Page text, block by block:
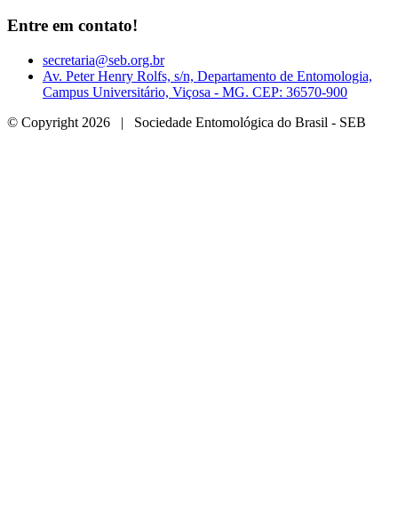
Entre em contato!
secretaria@seb.org.br
Av. Peter Henry Rolfs, s/n, Departamento de Entomologia,
Campus Universitário, Viçosa - MG. CEP: 36570-900
© Copyright 2026 | Sociedade Entomológica do Brasil - SEB